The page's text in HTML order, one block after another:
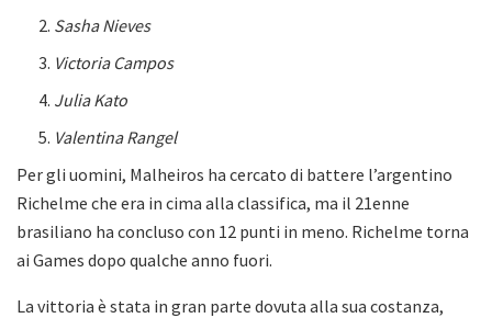
Sasha Nieves
Victoria Campos
Julia Kato
Valentina Rangel
Per gli uomini, Malheiros ha cercato di battere l’argentino
Richelme che era in cima alla classifica, ma il 21enne
brasiliano ha concluso con 12 punti in meno. Richelme torna
ai Games dopo qualche anno fuori.
La vittoria è stata in gran parte dovuta alla sua costanza,